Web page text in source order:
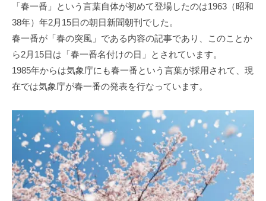
「春一番」という言葉自体が初めて登場したのは1963（昭和
38年）年2月15日の朝日新聞朝刊でした。
春一番が「春の突風」である内容の記事であり、このことか
ら2月15日は「春一番名付けの日」とされています。
1985年からは気象庁にも春一番という言葉が採用されて、現
在では気象庁が春一番の発表を行なっています。